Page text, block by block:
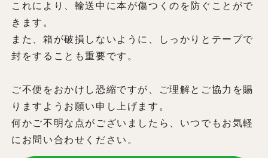
これにより、輸送中に本が傷つくのを防ぐことがで
きます。
また、箱が破損しないように、しっかりとテープで
封をすることも重要です。
ご不便をおかけし恐縮ですが、ご理解とご協力を賜
りますようお願い申し上げます。
何かご不明な点がございましたら、いつでもお気軽
にお問い合わせください。